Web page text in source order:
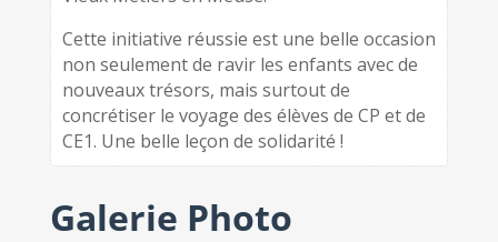
Cette initiative réussie est une belle occasion
non seulement de ravir les enfants avec de
nouveaux trésors, mais surtout de
concrétiser le voyage des élèves de CP et de
CE1. Une belle leçon de solidarité !
Galerie Photo